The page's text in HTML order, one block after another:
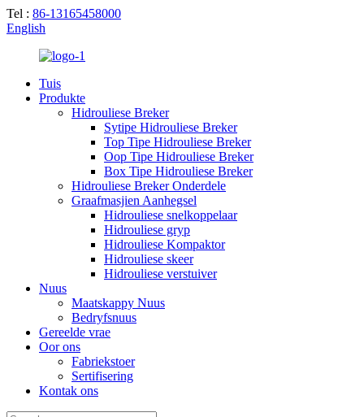
Tel : 86-13165458000
English
Tuis
Produkte
Hidrouliese Breker
Sytipe Hidrouliese Breker
Top Tipe Hidrouliese Breker
Oop Tipe Hidrouliese Breker
Box Tipe Hidrouliese Breker
Hidrouliese Breker Onderdele
Graafmasjien Aanhegsel
Hidrouliese snelkoppelaar
Hidrouliese gryp
Hidrouliese Kompaktor
Hidrouliese skeer
Hidrouliese verstuiver
Nuus
Maatskappy Nuus
Bedryfsnuus
Gereelde vrae
Oor ons
Fabriekstoer
Sertifisering
Kontak ons